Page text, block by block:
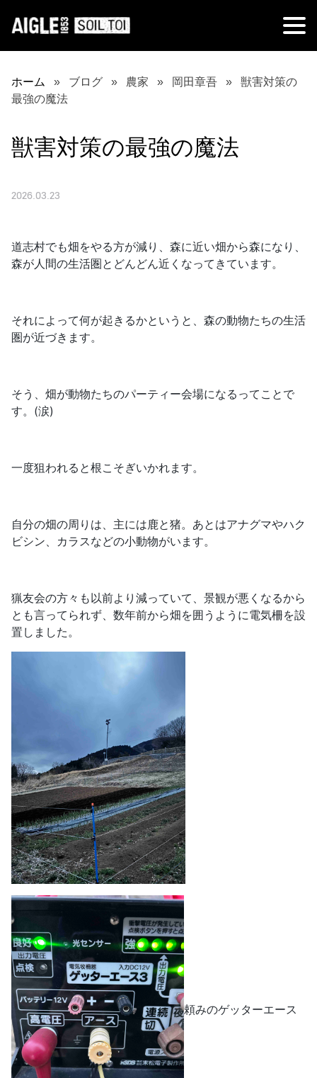
ホーム ブログ 農家 岡田章吾
獣害対策の
最強の魔法
獣害対策の最強の魔法
2026.03.23
道志村でも畑をやる方が減り、森に近い畑から森になり、
森が人間の生活圏とどんどん近くなってきています。
それによって何が起きるかというと、森の動物たちの生活
圏が近づきます。
そう、畑が動物たちのパーティー会場になるってことで
す。(涙)
一度狙われると根こそぎいかれます。
自分の畑の周りは、主には鹿と猪。あとはアナグマやハク
ビシン、カラスなどの小動物がいます。
猟友会の方々も以前より減っていて、景観が悪くなるから
とも言ってられず、数年前から畑を囲うように電気柵を設
置しました。
頼みのゲッターエース